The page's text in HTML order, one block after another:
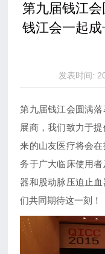
第九届钱江
钱江会一起
发表时间:
第九届钱江会圆满
展商，我们致力于
来的山友医疗将会
务于广大临床使用
器和股动脉压迫止
们共同期待这一刻！